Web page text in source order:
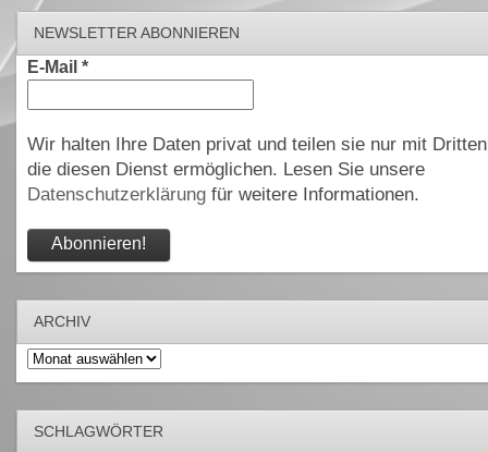
NEWSLETTER ABONNIEREN
E-Mail *
Wir halten Ihre Daten privat und teilen sie nur mit
die diesen Dienst ermöglichen. Lesen Sie unsere
Datenschutzerklärungfür weitere Informationen.
ARCHIV
Archiv
SCHLAGWÖRTER